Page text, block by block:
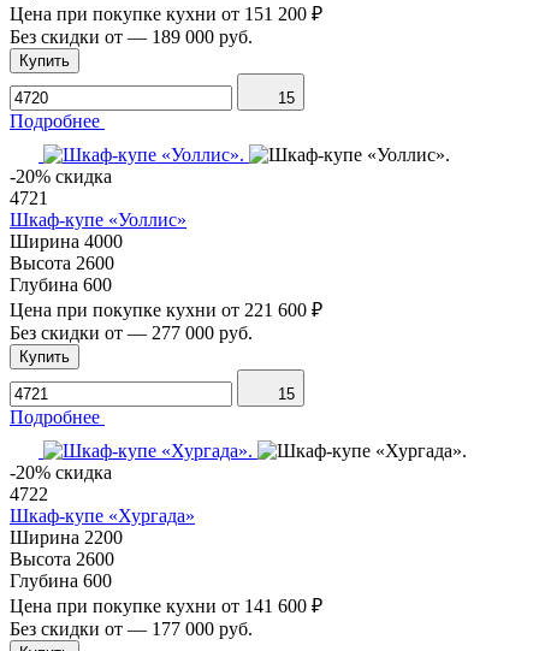
Цена при покупке кухни от 151 200 ₽
Без скидки от — 189 000 руб.
Купить
15
Подробнее
-20% скидка
4721
Шкаф-купе «Уоллис»
Ширина 4000
Высота 2600
Глубина 600
Цена при покупке кухни от 221 600 ₽
Без скидки от — 277 000 руб.
Купить
15
Подробнее
-20% скидка
4722
Шкаф-купе «Хургада»
Ширина 2200
Высота 2600
Глубина 600
Цена при покупке кухни от 141 600 ₽
Без скидки от — 177 000 руб.